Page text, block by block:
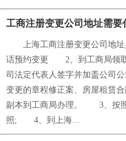
工商注册变更公司地址需要
上海工商注册变更公司地
话预约变更 2、到工商局领取
司法定代表人签字并加盖公司
变更的章程修正案、房屋租赁
副本到工商局办理。 3、按照
照; 4、到上海...